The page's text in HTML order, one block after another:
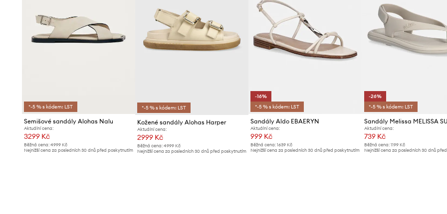
*-5 % s kódem: LST
Semišové sandály Alohas Nalu
Aktuální cena:
3299 Kč
Běžná cena: 4999 Kč
Nejnižší cena za posledních 30 dnů před poskytnutím
*-5 % s kódem: LST
Kožené sandály Alohas Harper
Aktuální cena:
2999 Kč
Běžná cena:4999 Kč
Nejnižší cena za posledních 30 dnů před poskytnutím
-16%
*-5 % s kódem: LST
Sandály Aldo EBAERYN
Aktuální cena:
999 Kč
Běžná cena: 1639 Kč
Nejnižší cena za posledních 30 dnů před poskytnutím
-26%
*-5 % s kódem: LST
Aktuální cena:
739 Kč
Běžná cena: 1199 Kč
Nejnižší cena za posledních 30 dnů